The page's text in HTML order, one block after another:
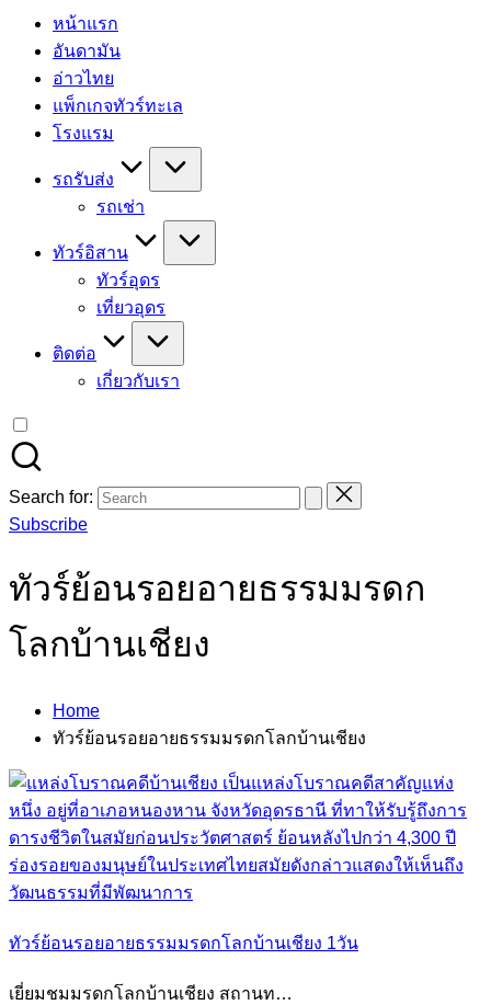
หน้าแรก
อันดามัน
อ่าวไทย
แพ็กเกจทัวร์ทะเล
โรงแรม
รถรับส่ง
รถเช่า
ทัวร์อิสาน
ทัวร์อุดร
เที่ยวอุดร
ติดต่อ
เกี่ยวกับเรา
Search for:
Subscribe
ทัวร์ย้อนรอยอายธรรมมรดก
โลกบ้านเชียง
Home
ทัวร์ย้อนรอยอายธรรมมรดกโลกบ้านเชียง
ทัวร์ย้อนรอยอายธรรมมรดกโลกบ้านเชียง 1วัน
เยี่ยมชมมรดกโลกบ้านเชียง สถานท…